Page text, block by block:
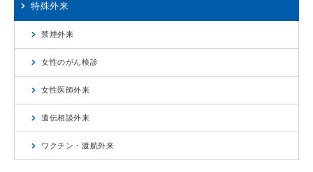
特殊外来
禁煙外来
女性のがん検診
女性医師外来
遺伝相談外来
ワクチン・渡航外来